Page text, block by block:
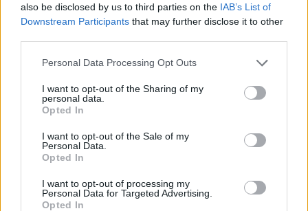
also be disclosed by us to third parties on the IAB’s List of
Downstream Participants that may further disclose it to other
Personal Data Processing Opt Outs
I want to opt-out of the Sharing of my
personal data.
Opted In
I want to opt-out of the Sale of my
Personal Data.
Opted In
I want to opt-out of processing my
Personal Data for Targeted Advertising.
Opted In
Cuándo empieza a caminar un bebé
LEER